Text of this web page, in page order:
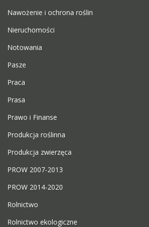
Nawożenie i ochrona roślin
Nieruchomości
Notowania
Pasze
Praca
Prasa
Prawo i Finanse
Produkcja roślinna
Produkcja zwierzęca
PROW 2007-2013
PROW 2014-2020
Rolnictwo
Rolnictwo ekologiczne